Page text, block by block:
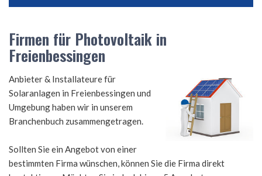
Firmen für Photovoltaik in
Freienbessingen
Anbieter & Installateure für
Solaranlagen in Freienbessingen und
Umgebung haben wir in unserem
Branchenbuch zusammengetragen.
Sollten Sie ein Angebot von einer
bestimmten Firma wünschen, können Sie die Firma direkt